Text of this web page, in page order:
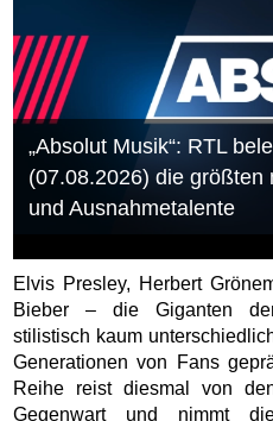
„Absolut Musik“: RTL
(07.08.2026) die größten
und Ausnahmetalente
Elvis Presley, Herbert
Bieber – die Giganten
stilistisch kaum
Generationen von Fans
Reihe reist diesmal von
Gegenwart und nimmt